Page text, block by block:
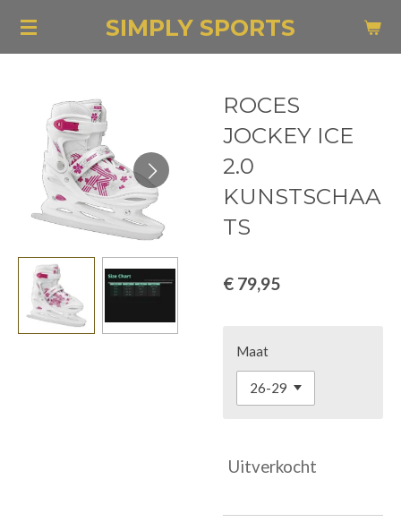
Ga
hoofdinhoud
SIMPLY SPORTS
ROCES
JOCKEY ICE
2.0
KUNSTSCHAA
TS
€ 79,95
Maat
Uitverkocht